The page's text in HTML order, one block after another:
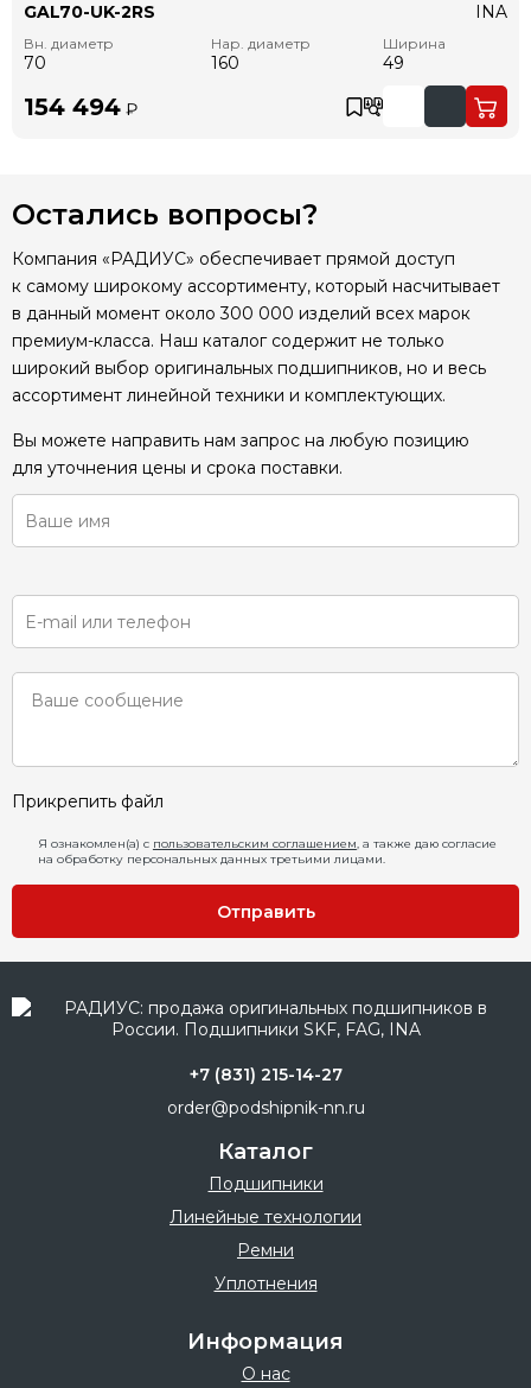
GAL70-UK-2RS
Вн. диаметр
70
Нар. диаметр
160
Ширина
49
INA
154 494 ₽
Остались вопросы?
Компания «РАДИУС» обеспечивает прямой доступ
к самому широкому ассортименту, который насчитывает
в данный момент около 300 000 изделий всех марок
премиум-класса. Наш каталог содержит не только
широкий выбор оригинальных подшипников, но и весь
ассортимент линейной техники и комплектующих.
Вы можете направить нам запрос на любую позицию
для уточнения цены и срока поставки.
Прикрепить файл
Я ознакомлен(а) с пользовательским соглашением, а также даю согласие
на обработку персональных данных третьими лицами.
Отправить
+7 (831) 215-14-27
order@podshipnik-nn.ru
Каталог
Подшипники
Линейные технологии
Ремни
Уплотнения
Информация
О нас